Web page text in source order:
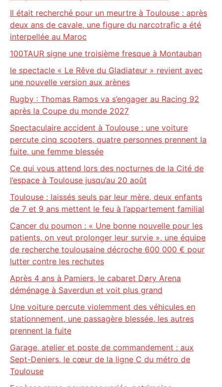
Il était recherché pour un meurtre à Toulouse : après
deux ans de cavale, une figure du narcotrafic a été
interpellée au Maroc
100TAUR signe une troisième fresque à Montauban
le spectacle « Le Rêve du Gladiateur » revient avec
une nouvelle version aux arènes
Rugby : Thomas Ramos va s’engager au Racing 92
après la Coupe du monde 2027
Spectaculaire accident à Toulouse : une voiture
percute cinq scooters, quatre personnes prennent la
fuite, une femme blessée
Ce qui vous attend lors des nocturnes de la Cité de
l’espace à Toulouse jusqu’au 20 août
Toulouse : laissés seuls par leur mère, deux enfants
de 7 et 9 ans mettent le feu à l’appartement familial
Cancer du poumon : « Une bonne nouvelle pour les
patients, on veut prolonger leur survie », une équipe
de recherche toulousaine décroche 600 000 € pour
lutter contre les rechutes
Après 4 ans à Pamiers, le cabaret Døry Arena
déménage à Saverdun et voit plus grand
Une voiture percute violemment des véhicules en
stationnement, une passagère blessée, les autres
prennent la fuite
Garage, atelier et poste de commandement : aux
Sept-Deniers, le cœur de la ligne C du métro de
Toulouse